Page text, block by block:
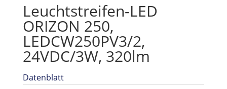
Leuchtstreifen-LED
ORIZON 250,
LEDCW250PV3/2,
24VDC/3W, 320lm
Datenblatt